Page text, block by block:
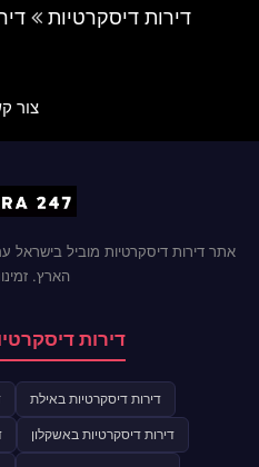
דירות דיסקרטיות
צור
אתר דירות דיסקרטיות מוביל בישראל
הארץ. זמינות
דירות
דירות דיסקרטיות באילת
דירות דיסקרטיות באשקלון